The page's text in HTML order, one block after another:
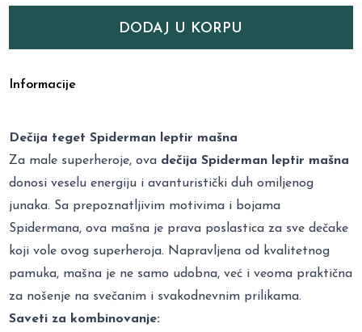
DODAJ U KORPU
Informacije
Dečija teget Spiderman leptir mašna
Za male superheroje, ova dečija Spiderman leptir mašna
donosi veselu energiju i avanturistički duh omiljenog
junaka. Sa prepoznatljivim motivima i bojama
Spidermana, ova mašna je prava poslastica za sve dečake
koji vole ovog superheroja. Napravljena od kvalitetnog
pamuka, mašna je ne samo udobna, već i veoma praktična
za nošenje na svečanim i svakodnevnim prilikama.
Saveti za kombinovanje: